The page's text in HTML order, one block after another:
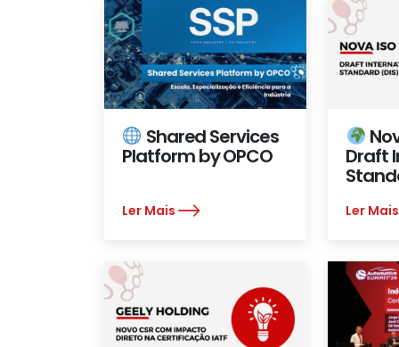
Shared Services
Platform by OPCO
Ler Mais
Draft
Ler Mais